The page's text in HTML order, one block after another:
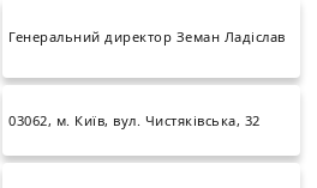
Генеральний директор Земан Ладіслав
03062, м. Київ, вул. Чистяківська, 32